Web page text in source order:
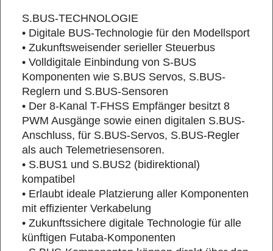
S.BUS-TECHNOLOGIE
• Digitale BUS-Technologie für den Modellsport
• Zukunftsweisender serieller Steuerbus
• Volldigitale Einbindung von S-BUS
Komponenten wie S.BUS Servos, S.BUS-
Reglern und S.BUS-Sensoren
• Der 8-Kanal T-FHSS Empfänger besitzt 8
PWM Ausgänge sowie einen digitalen S.BUS-
Anschluss, für S.BUS-Servos, S.BUS-Regler
als auch Telemetriesensoren.
• S.BUS1 und S.BUS2 (bidirektional)
kompatibel
• Erlaubt ideale Platzierung aller Komponenten
mit effizienter Verkabelung
• Zukunftssichere digitale Technologie für alle
künftigen Futaba-Komponenten